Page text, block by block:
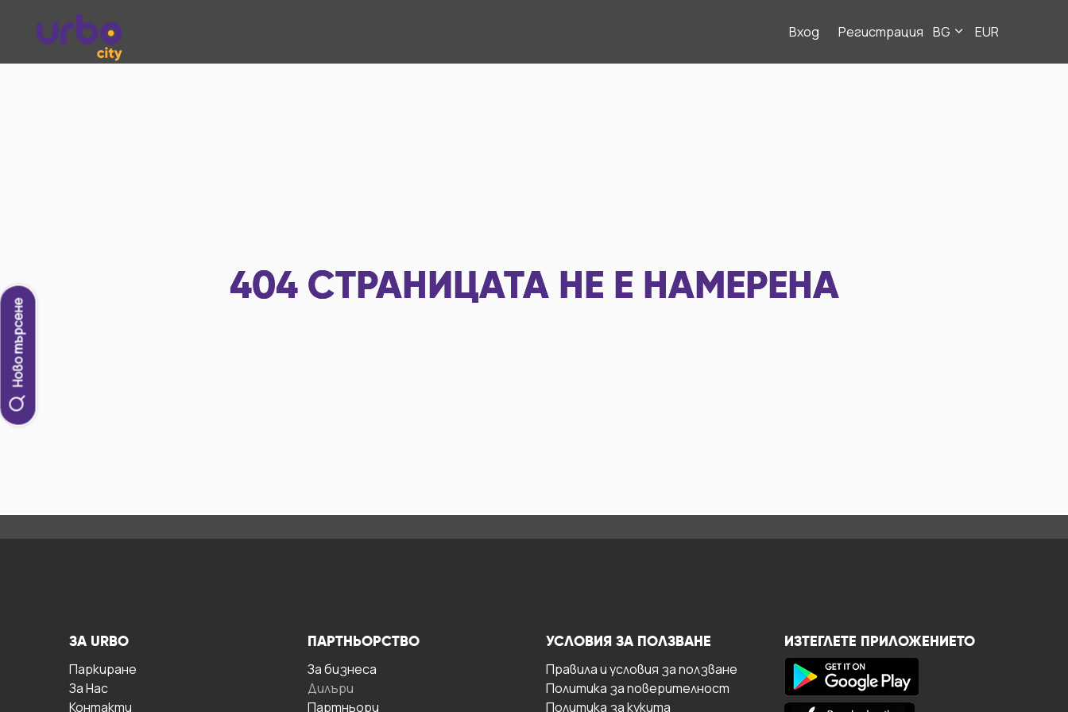
Вход Регистрация BG EUR
Ново търсене
404 СТРАНИЦАТА НЕ Е НАМЕРЕНА
ЗА URBO
Паркиране
За Hас
Контакти
ПАРТНЬОРСТВО
За бизнесa
Дилъри
Партньори
УСЛОВИЯ ЗА ПОЛЗВАНЕ
Правила и условия за ползване
Политика за поверителност
Политика за кукита
ИЗТЕГЛЕТЕ ПРИЛОЖЕНИЕТО